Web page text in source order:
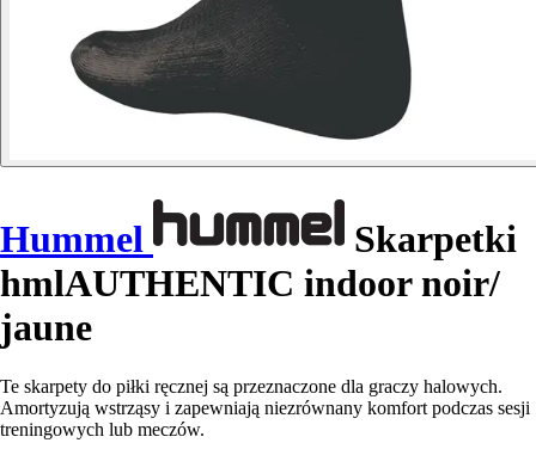
Hummel
Skarpetki
hmlAUTHENTIC indoor noir/
jaune
Te skarpety do piłki ręcznej są przeznaczone dla graczy halowych.
Amortyzują wstrząsy i zapewniają niezrównany komfort podczas sesji
treningowych lub meczów.